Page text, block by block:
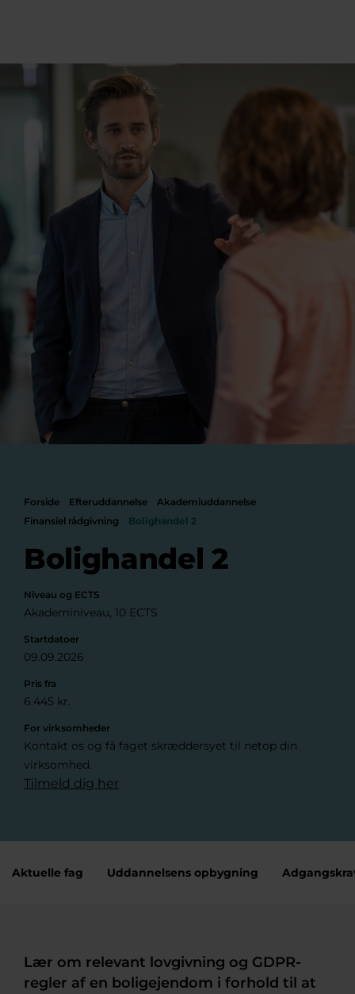
Forside Efteruddannelse
Akademiuddannelse
Finansiel rådgivning
Bolighandel 2
Bolighandel 2
Niveau og ECTS
Akademiniveau, 10 ECTS
Startdatoer
09.09.2026
Pris fra
6.445 kr.
For virksomheder
Kontakt os og få faget skræddersyet til netop din
virksomhed.
Tilmeld dig her
Aktuelle fag Uddannelsens opbygning
Lær om relevant lovgivning og GDPR-
regler af en boligejendom i forhold til at